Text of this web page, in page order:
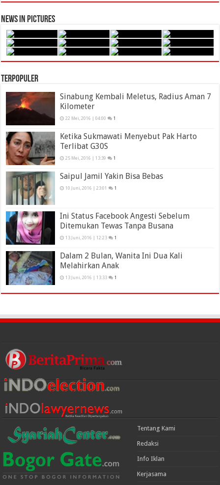
News in Pictures
Terpopuler
Sinabung Kembali Meletus, Radius Aman 7
Kilometer
22 Mei, 2016 | 04:00 1
Ketika Sukmawati Menyebut Pak Harto
Terlibat G30S
25 Mei, 2016 | 13:39 1
Saipul Jamil Yakin Bisa Bebas
10 Juni, 2016 | 23:01 1
Ini Status Facebook Angesti Sebelum
Ditemukan Tewas Tanpa Busana
13 Juni, 2016 | 12:23 1
Dalam 2 Bulan, Wanita Ini Dua Kali
Melahirkan Anak
13 Juni, 2016 | 13:33 1
Tentang Kami
Redaksi
Info Iklan
Kerjasama